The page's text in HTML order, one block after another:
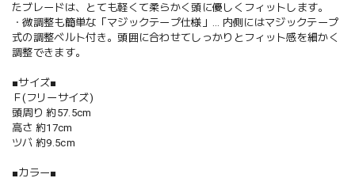
たブレードは、とても軽くて柔らかく頭に優しくフィットします。
・微調整も簡単な「マジックテープ仕様」… 内側にはマジックテープ
式の調整ベルト付き。頭囲に合わせてしっかりとフィット感を細かく
調整できます。
■サイズ■
Ｆ(フリーサイズ)
頭周り 約57.5cm
高さ 約17cm
ツバ 約9.5cm
■カラー■